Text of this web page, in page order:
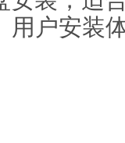
用户安装